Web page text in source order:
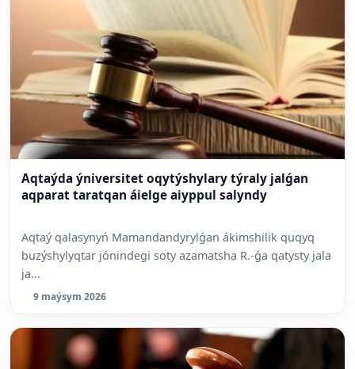
Aqtaýda ýniversitet oqytýshylary týraly jalǵan
aqparat taratqan áielge aiyppul salyndy
Aqtaý qalasynyń Mamandandyrylǵan ákimshilik quqyq
buzýshylyqtar jónindegi soty azamatsha R.-ǵa qatysty jala
ja...
9 maýsym 2026